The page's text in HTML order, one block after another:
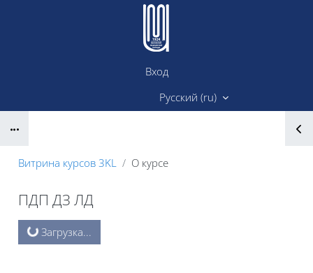
Перейти к основному содержанию
Вход
Русский ‎(ru)‎
Витрина курсов 3KL О курсе
ПДП ДЗ ЛД
БлокиЗагрузка...